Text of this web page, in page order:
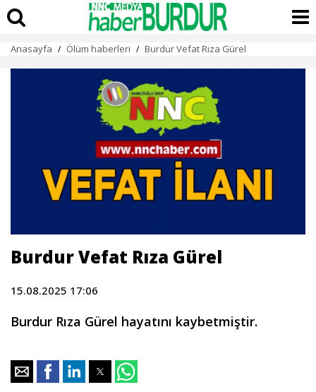
Anasayfa / Ölüm haberleri / Burdur Vefat Rıza Gürel
Burdur Vefat Rıza Gürel
15.08.2025 17:06
Burdur Rıza Gürel hayatını kaybetmiştir.